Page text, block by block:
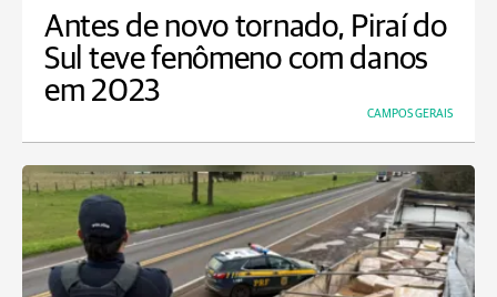
Antes de novo tornado, Piraí do
Sul teve fenômeno com danos
em 2023
CAMPOS GERAIS